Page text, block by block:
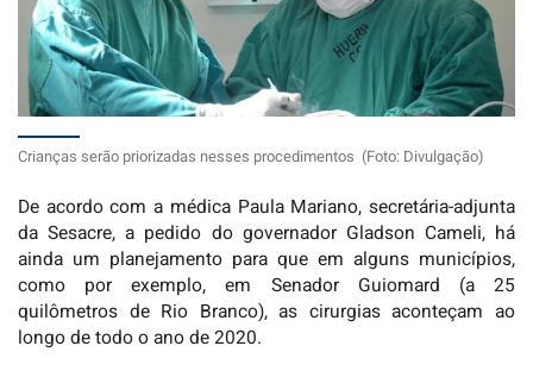
Crianças serão priorizadas nesses procedimentos (Foto: Divulgação)
De acordo com a médica Paula Mariano, secretária-adjunta
da Sesacre, a pedido do governador Gladson Cameli, há
ainda um planejamento para que em alguns municípios,
como por exemplo, em Senador Guiomard (a 25
quilômetros de Rio Branco), as cirurgias aconteçam ao
longo de todo o ano de 2020.